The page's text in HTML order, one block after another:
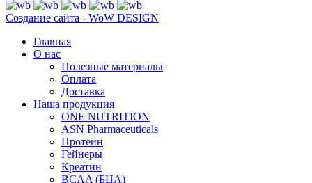
Создание сайта - WoW DESIGN
Главная
О нас
Полезные материалы
Оплата
Доставка
Наша продукция
ONE NUTRITION
ASN Pharmaceuticals
Протеин
Гейнеры
Креатин
BCAA (БЦА)